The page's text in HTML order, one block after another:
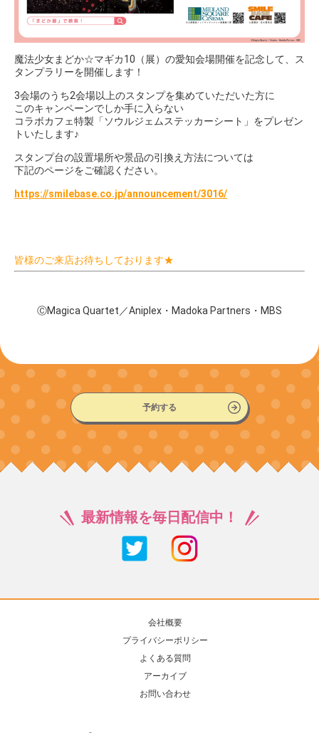
魔法少女まどか☆マギカ10（展）の愛知会場開催を記念して、ス
タンプラリーを開催します！
3会場のうち2会場以上のスタンプを集めていただいた方に
このキャンペーンでしか手に入らない
コラボカフェ特製「ソウルジェムステッカーシート」をプレゼン
トいたします♪
スタンプ台の設置場所や景品の引換え方法については
下記のページをご確認ください。
https://smilebase.co.jp/announcement/3016/
皆様のご来店お待ちしております★
ⒸMagica Quartet／Aniplex・Madoka Partners・MBS
予約する
最新情報を毎日配信中！
会社概要
プライバシーポリシー
よくある質問
アーカイブ
お問い合わせ